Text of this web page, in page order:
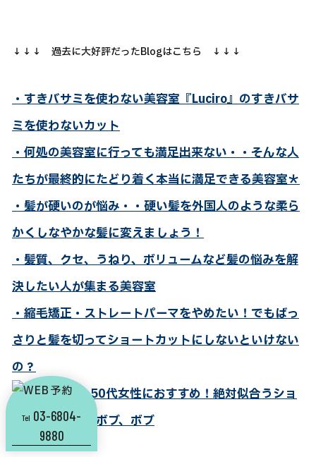
↓↓↓ 過去に大好評だったBlogはこちら ↓↓↓
・すきバサミを使わない美容室『Luciro』のすきバサ
ミを使わないカット
・何処の美容室に行っても満足出来ない・・そんな人
たちが最終的にたどり着く本当に満足できる美容室＊
・髪が硬いのが悩み・・硬い髪を外国人のような柔ら
かくしなやかな髪に変えましょう！
・髪質、クセ、うねり、ボリュームなど髪の悩みを解
決したい人が集まる美容室
・縮毛矯正・ストレートパーマをやめたい！でもばっ
さりと髪を切ってショートカットにしないといけない
の？
・40代女性・50代女性におすすめ！絶対似合うショ
ート、ショートボブ、ボブ
Tel 03-6804-
9880